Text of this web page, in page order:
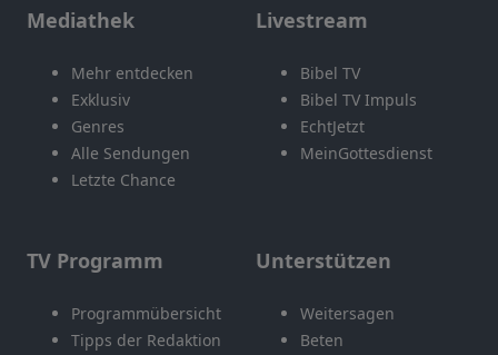
Mediathek
Mehr entdecken
Exklusiv
Genres
Alle Sendungen
Letzte Chance
Livestream
Bibel TV
Bibel TV Impuls
EchtJetzt
MeinGottesdienst
TV Programm
Programmübersicht
Tipps der Redaktion
Unterstützen
Weitersagen
Beten